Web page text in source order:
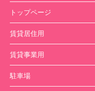
トップページ
賃貸居住用
賃貸事業用
駐車場